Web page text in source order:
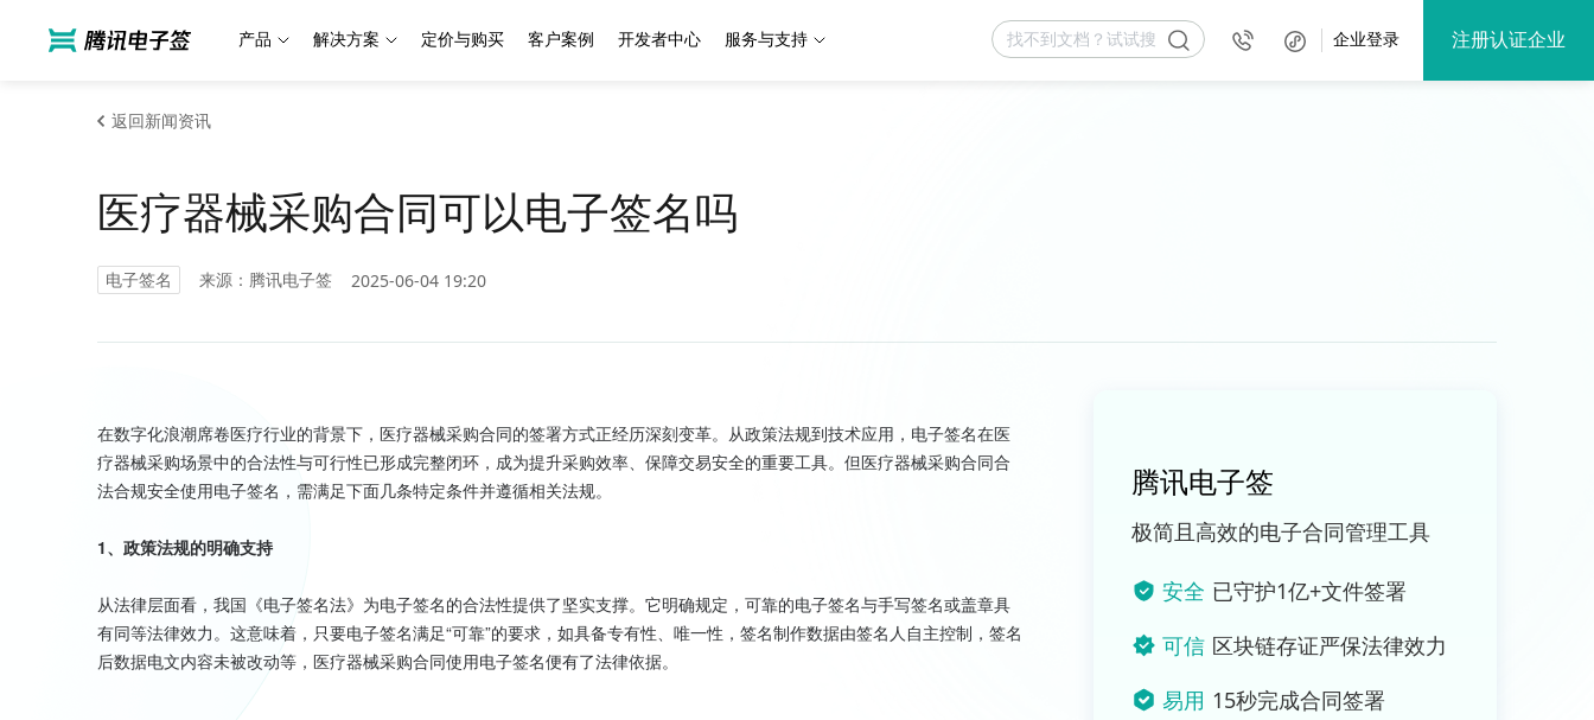
产品 解决方案 定价与购买 客户案例 开发者中心 服务与支持 企业登录 注册认证企业
返回新闻资讯
医疗器械采购合同可以电子签名吗
电子签名 来源：腾讯电子签 2025-06-04 19:20
在数字化浪潮席卷医疗行业的背景下，医疗器械采购合同的签署方式正经历深刻变革。从政策法规到技术应用，电子签名在医
疗器械采购场景中的合法性与可行性已形成完整闭环，成为提升采购效率、保障交易安全的重要工具。但医疗器械采购合同合
法合规安全使用电子签名，需满足下面几条特定条件并遵循相关法规。
1、政策法规的明确支持
从法律层面看，我国《电子签名法》为电子签名的合法性提供了坚实支撑。它明确规定，可靠的电子签名与手写签名或盖章具
有同等法律效力。这意味着，只要电子签名满足“可靠”的要求，如具备专有性、唯一性，签名制作数据由签名人自主控制，签名
后数据电文内容未被改动等，医疗器械采购合同使用电子签名便有了法律依据。
腾讯电子签
极简且高效的电子合同管理工具
安全 已守护1亿+文件签署
可信 区块链存证严保法律效力
易用 15秒完成合同签署